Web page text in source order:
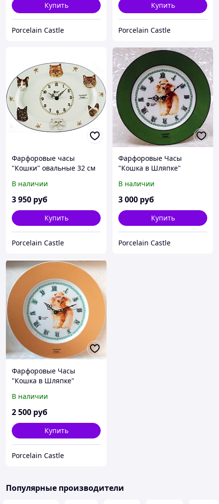
Купить
Porcelain Castle
Купить
Porcelain Castle
Фарфоровые часы
"Кошки" овальные 32 см
В наличии
3 950 руб
Купить
Porcelain Castle
Фарфоровые Часы
"Кошка в Шляпке"
В наличии
3 000 руб
Купить
Porcelain Castle
Фарфоровые Часы
"Кошка в Шляпке"
В наличии
2 500 руб
Купить
Porcelain Castle
Популярные производители